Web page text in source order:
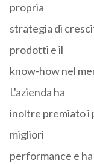
propria
strategia di
prodotti e il
know-how nel
L'azienda ha
inoltre premiato i
migliori
performance e